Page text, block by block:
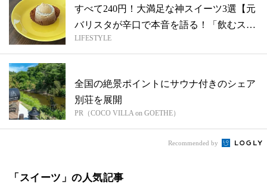
すべて240円！大満足な神スイーツ3選【元
バリスタが辛口で本音を語る！「飲むス
タ...
LIFESTYLE
全国の絶景ポイントにサウナ付きのシェア
別荘を展開
PR（COCO VILLA on GOETHE）
Recommended by
「スイーツ」の人気記事